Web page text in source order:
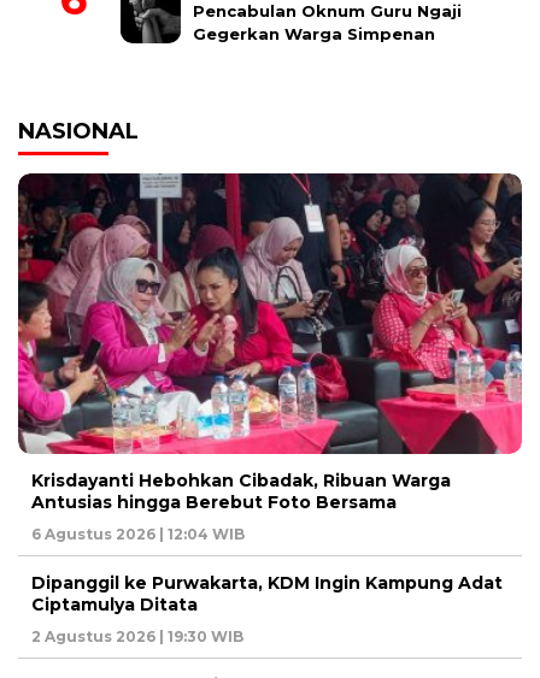
Pencabulan Oknum Guru Ngaji
Gegerkan Warga Simpenan
NASIONAL
Krisdayanti Hebohkan Cibadak, Ribuan Warga
Antusias hingga Berebut Foto Bersama
6 Agustus 2026 | 12:04 WIB
Dipanggil ke Purwakarta, KDM Ingin Kampung Adat
Ciptamulya Ditata
2 Agustus 2026 | 19:30 WIB